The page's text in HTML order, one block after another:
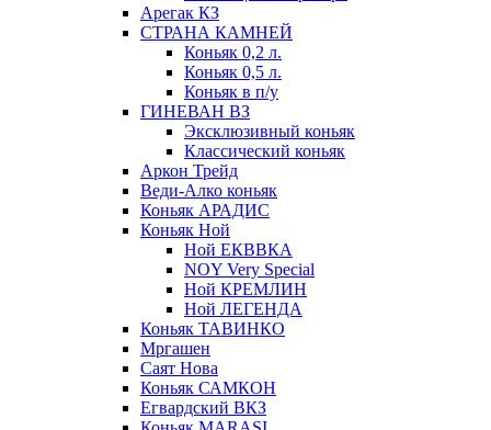
Арегак КЗ
СТРАНА КАМНЕЙ
Коньяк 0,2 л.
Коньяк 0,5 л.
Коньяк в п/у
ГИНЕВАН ВЗ
Эксклюзивный коньяк
Классический коньяк
Аркон Трейд
Веди-Алко коньяк
Коньяк АРАДИС
Коньяк Ной
Ной ЕКВВКА
NOY Very Special
Ной КРЕМЛИН
Ной ЛЕГЕНДА
Коньяк ТАВИНКО
Мргашен
Саят Нова
Коньяк САМКОН
Егвардский ВКЗ